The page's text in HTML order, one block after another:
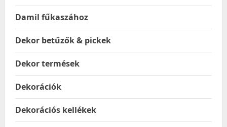
Damil fűkaszához
Dekor betűzők & pickek
Dekor termések
Dekorációk
Dekorációs kellékek